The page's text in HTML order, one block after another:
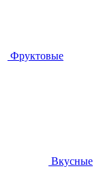
Фруктовые
Вкусные